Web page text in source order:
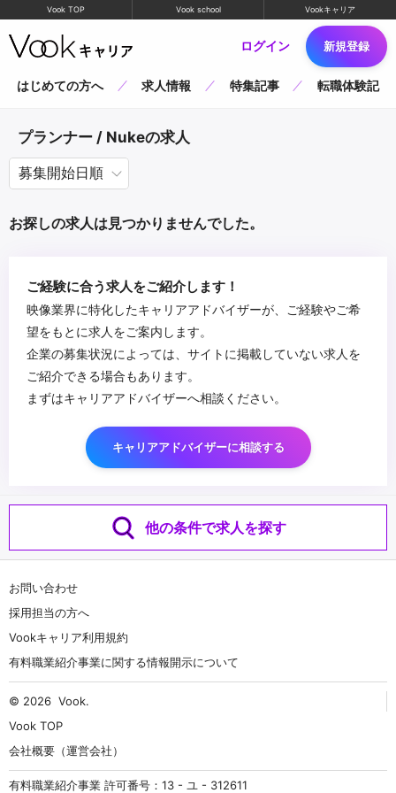
Vook TOP Vook school Vookキャリア
ログイン 新規登録
はじめての方へ 求人情報 特集記事 転職体験記
プランナー / Nukeの求人
お探しの求人は見つかりませんでした。
ご経験に合う求人をご紹介します！
映像業界に特化したキャリアアドバイザーが、ご経験やご希
望をもとに求人をご案内します。
企業の募集状況によっては、サイトに掲載していない求人を
ご紹介できる場合もあります。
まずはキャリアアドバイザーへ相談ください。
キャリアアドバイザーに相談する
他の条件で求人を探す
お問い合わせ
採用担当の方へ
Vookキャリア利用規約
有料職業紹介事業に関する情報開示について
© 2026 Vook.
Vook TOP
会社概要（運営会社）
有料職業紹介事業 許可番号：13 - ユ - 312611